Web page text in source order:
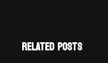
RELATED POSTS